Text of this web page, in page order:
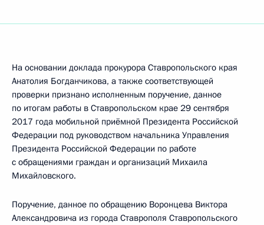
На основании доклада прокурора Ставропольского края
Анатолия Богданчикова, а также соответствующей
проверки признано исполненным поручение, данное
по итогам работы в Ставропольском крае 29 сентября
2017 года мобильной приёмной Президента Российской
Федерации под руководством начальника Управления
Президента Российской Федерации по работе
с обращениями граждан и организаций Михаила
Михайловского.
Поручение, данное по обращению Воронцева Виктора
Александровича из города Ставрополя Ставропольского